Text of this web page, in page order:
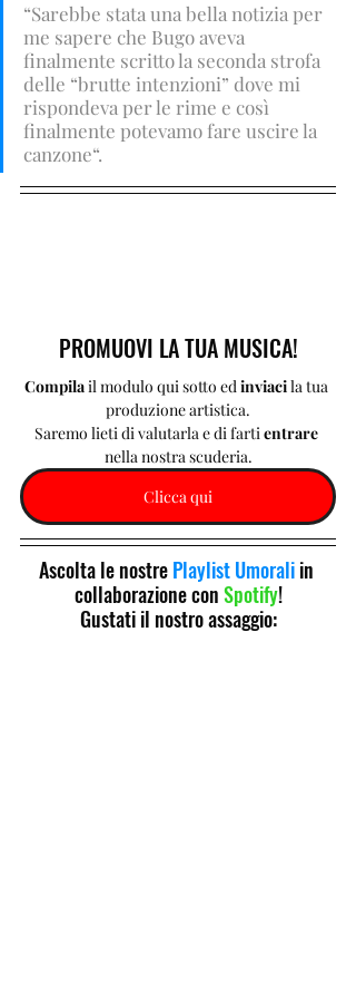
“Sarebbe stata una bella notizia per
me sapere che Bugo aveva
finalmente scritto la seconda strofa
delle “brutte intenzioni” dove mi
rispondeva per le rime e così
finalmente potevamo fare uscire la
canzone“.
PROMUOVI LA TUA MUSICA!
Compila il modulo qui sotto ed inviaci la tua
produzione artistica.
Saremo lieti di valutarla e di farti entrare
nella nostra scuderia.
Clicca qui
Ascolta le nostre Playlist Umorali in
collaborazione con Spotify!
Gustati il nostro assaggio: